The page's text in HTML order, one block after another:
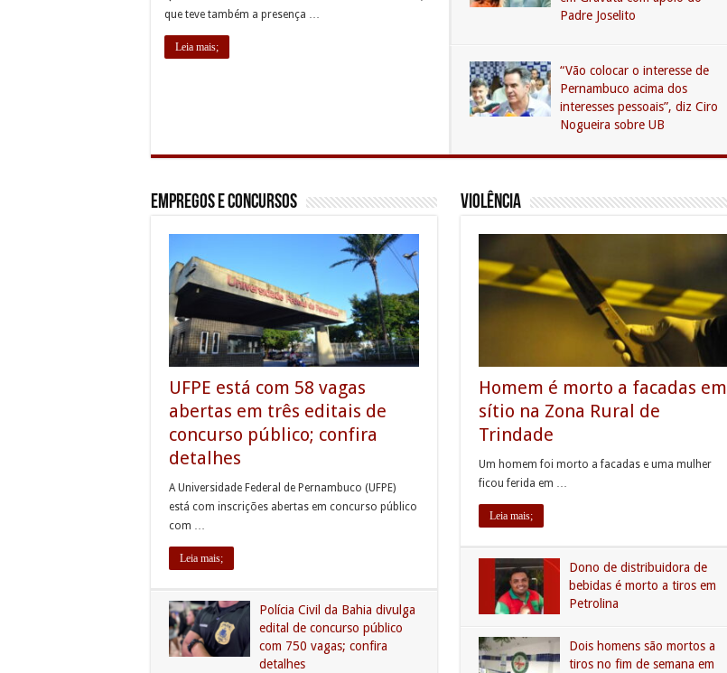
que teve também a presença …
Leia mais;
Padre Joselito
“Vão colocar o interesse de
Pernambuco acima dos
interesses pessoais”, diz Ciro
Nogueira sobre UB
Empregos e Concursos
UFPE está com 58 vagas
abertas em três editais de
concurso público; confira
detalhes
A Universidade Federal de Pernambuco (UFPE)
está com inscrições abertas em concurso público
com …
Leia mais;
Polícia Civil da Bahia divulga
edital de concurso público
com 750 vagas; confira
detalhes
Violência
Homem é morto a facadas em
sítio na Zona Rural de
Trindade
Um homem foi morto a facadas e uma mulher
ficou ferida em …
Leia mais;
Dono de distribuidora de
bebidas é morto a tiros em
Petrolina
Dois homens são mortos a
tiros no fim de semana em